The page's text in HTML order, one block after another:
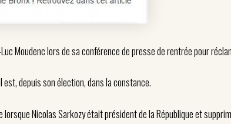
Moudenc lors de sa conférence de presse de rentrée pour
depuis son élection, dans la constance.
Nicolas Sarkozy était président de la République et